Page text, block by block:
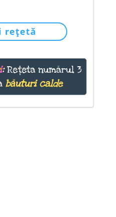
rețetă
:Rețeta numărul 3
băuturi calde